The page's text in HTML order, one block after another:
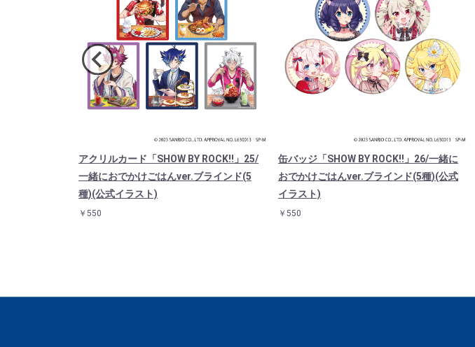
アクリルカード「SHOW BY ROCK!!」25/
一緒におでかけごはんver.ブラインド(5
種)(公式イラスト)
￥550
缶バッジ「SHOW BY ROCK!!」26/一緒に
おでかけごはんver.ブラインド(5種)(公式
イラスト)
￥550